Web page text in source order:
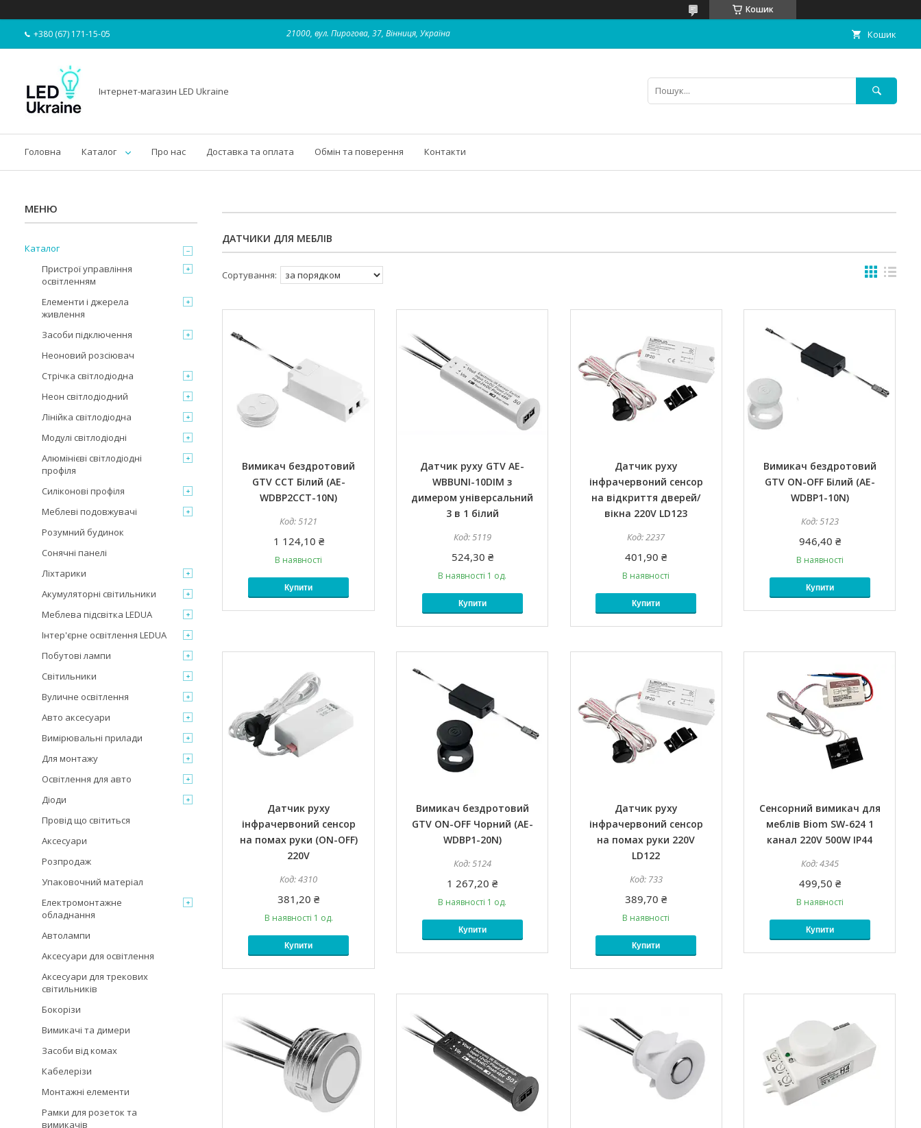
Кошик
+380 (67) 171-15-05 21000, вул. Пирогова, 37, Вінниця, Україна Кошик
Інтернет-магазин LED Ukraine
Головна Каталог Про нас Доставка та оплата Обмін та поверення Контакти
ДАТЧИКИ ДЛЯ МЕБЛІВ
Вимикач бездротовий
GTV CCT Білий (AE-
WDBP2CCT-10N)
5121
1 124,10 ₴
В наявності
Купити
Датчик руху GTV AE-
WBBUNI-10DIM з
димером універсальний
3 в 1 білий
5119
524,30 ₴
В наявності 1 од.
Купити
Датчик руху
інфрачервоний сенсор
на відкриття дверей/
вікна 220V LD123
2237
401,90 ₴
В наявності
Купити
Вимикач бездротовий
GTV ON-OFF Білий (AE-
WDBP1-10N)
5123
946,40 ₴
В наявності
Купити
Датчик руху
інфрачервоний сенсор
на помах руки (ON-OFF)
220V
4310
381,20 ₴
В наявності 1 од.
Купити
Вимикач бездротовий
GTV ON-OFF Чорний (AE-
WDBP1-20N)
5124
1 267,20 ₴
В наявності 1 од.
Купити
Датчик руху
інфрачервоний сенсор
на помах руки 220V
LD122
733
389,70 ₴
В наявності
Купити
Сенсорний вимикач для
меблів Biom SW-624 1
канал 220V 500W IP44
4345
499,50 ₴
В наявності
Купити
Каталог
Пристрої управління
освітленням
Елементи і джерела
живлення
Засоби підключення
Неоновий розсіювач
Стрічка світлодіодна
Неон світлодіодний
Лінійка світлодіодна
Модулі світлодіодні
Алюмінієві світлодіодні
профіля
Силіконові профіля
Меблеві подовжувачі
Розумний будинок
Сонячні панелі
Ліхтарики
Акумуляторні світильники
Меблева підсвітка LEDUA
Інтер'єрне освітлення LEDUA
Побутові лампи
Світильники
Вуличне освітлення
Авто аксесуари
Вимірювальні прилади
Для монтажу
Освітлення для авто
Діоди
Провід що світиться
Аксесуари
Розпродаж
Упаковочний матеріал
Електромонтажне
обладнання
Автолампи
Аксесуари для освітлення
Аксесуари для трекових
світильників
Бокорізи
Вимикачі та димери
Засоби від комах
Кабелерізи
Монтажні елементи
Рамки для розеток та
вимикачів